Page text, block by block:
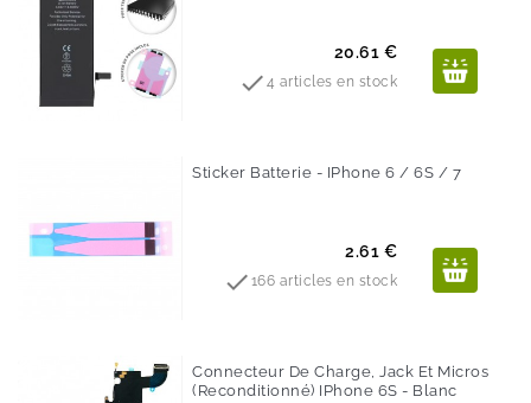
Prix
20.61 €
 4 articles en stock
Sticker Batterie - IPhone 6 / 6S / 7
Prix
2.61 €
 166 articles en stock
Connecteur De Charge, Jack Et Micros
(Reconditionné) IPhone 6S - Blanc